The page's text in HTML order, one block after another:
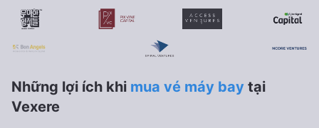
Những lợi ích khi mua vé máy bay tại
Vexere